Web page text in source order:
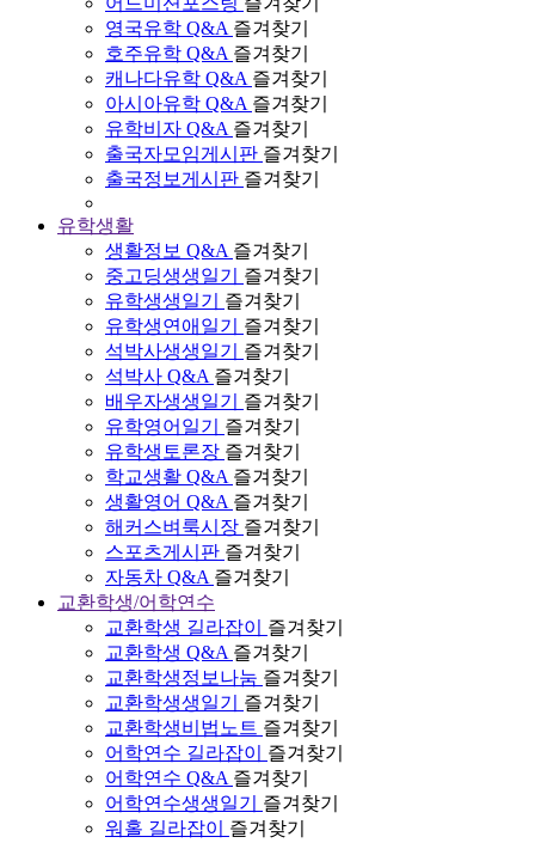
영국유학 Q&A 즐겨찾기
호주유학 Q&A 즐겨찾기
캐나다유학 Q&A 즐겨찾기
아시아유학 Q&A 즐겨찾기
유학비자 Q&A 즐겨찾기
출국자모임게시판 즐겨찾기
출국정보게시판 즐겨찾기
유학생활
생활정보 Q&A 즐겨찾기
중고딩생생일기
즐겨찾기
유학생생일기
즐겨찾기
유학생연애일기
즐겨찾기
석박사생생일기
즐겨찾기
석박사 Q&A 즐겨찾기
배우자생생일기
즐겨찾기
유학영어일기
즐겨찾기
유학생토론장 즐겨찾기
학교생활 Q&A 즐겨찾기
생활영어 Q&A 즐겨찾기
해커스벼룩시장 즐겨찾기
스포츠게시판 즐겨찾기
자동차 Q&A 즐겨찾기
교환학생/어학연수
교환학생 길라잡이
즐겨찾기
교환학생 Q&A 즐겨찾기
교환학생정보나눔 즐겨찾기
교환학생생일기
즐겨찾기
교환학생비법노트 즐겨찾기
어학연수 길라잡이
즐겨찾기
어학연수 Q&A 즐겨찾기
어학연수생생일기
즐겨찾기
워홀 길라잡이
즐겨찾기